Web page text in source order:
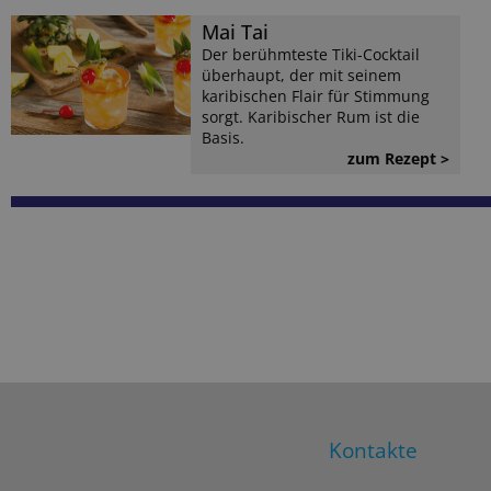
Mai Tai
Der berühmteste Tiki-Cocktail
überhaupt, der mit seinem
karibischen Flair für Stimmung
sorgt. Karibischer Rum ist die
Basis.
zum Rezept >
Kontakte